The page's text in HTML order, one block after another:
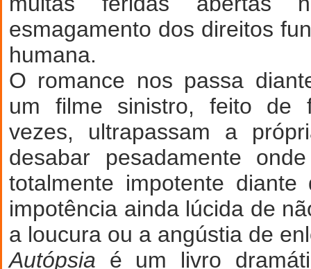
esmagamento dos direitos
humana.
O romance nos passa
um filme sinistro, feito de
vezes, ultrapassam a
desabar pesadamente
totalmente impotente
impotência ainda lúcida de
a loucura ou a angústia de
Autópsia é um livro